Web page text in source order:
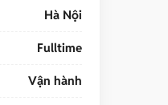
Hà Nội
Fulltime
Vận hành